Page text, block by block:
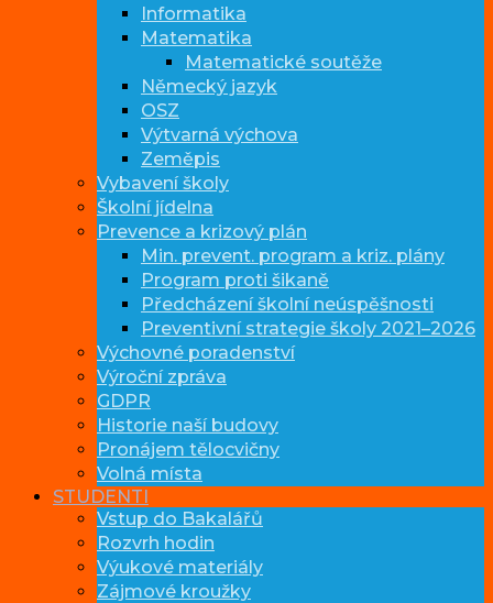
Informatika
Matematika
Matematické soutěže
Německý jazyk
OSZ
Výtvarná výchova
Zeměpis
Vybavení školy
Školní jídelna
Prevence a krizový plán
Min. prevent. program a kriz. plány
Program proti šikaně
Předcházení školní neúspěšnosti
Preventivní strategie školy 2021–2026
Výchovné poradenství
Výroční zpráva
GDPR
Historie naší budovy
Pronájem tělocvičny
Volná místa
STUDENTI
Vstup do Bakalářů
Rozvrh hodin
Výukové materiály
Zájmové kroužky